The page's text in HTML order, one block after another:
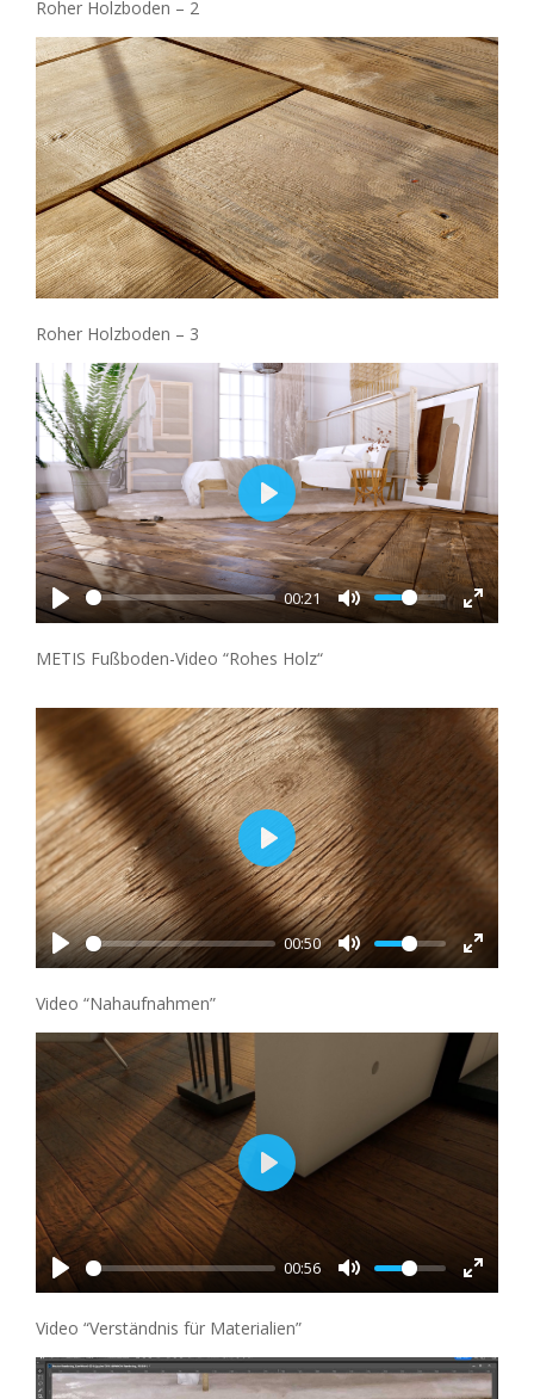
Roher Holzboden – 2
Roher Holzboden – 3
00:21
Play
METIS Fußboden-Video “Rohes Holz“
00:50
Play
Video “Nahaufnahmen”
00:56
Play
Video “Verständnis für Materialien”